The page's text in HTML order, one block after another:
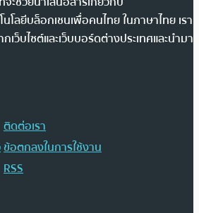
โลยีบล็อกเชนเพื่อคนไทย ในภาษาไทย เรา
ว็บไซต์และเว็บบอร์ดต่างประเทศและนำมา
ติดต่อเรา
ข้อตกลงในการใช้งาน
RSS